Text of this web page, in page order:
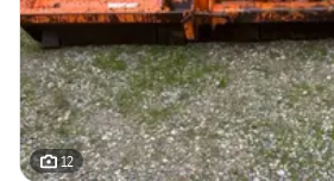
12